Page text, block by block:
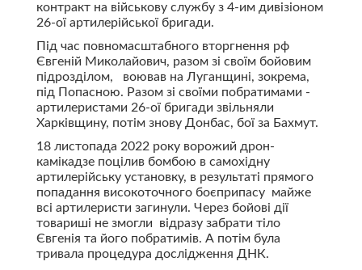
контракт на військову службу з 4-им дивізіоном
26-ої артилерійської бригади.
Під час повномасштабного вторгнення рф
Євгеній Миколайович, разом зі своїм бойовим
підрозділом, воював на Луганщині, зокрема,
під Попасною. Разом зі своїми побратимами -
артилеристами 26-ої бригади звільняли
Харківщину, потім знову Донбас, бої за Бахмут.
18 листопада 2022 року ворожий дрон-
камікадзе поцілив бомбою в самохідну
артилерійську установку, в результаті прямого
попадання високоточного боєприпасу майже
всі артилеристи загинули. Через бойові дії
товариші не змогли відразу забрати тіло
Євгенія та його побратимів. А потім була
тривала процедура дослідження ДНК.